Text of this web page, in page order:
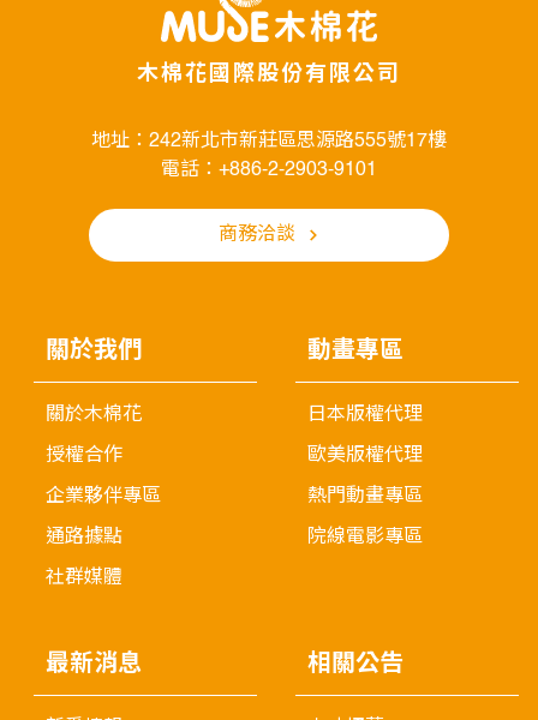
木棉花國際股份有限公司
地址：242新北市新莊區思源路555號17樓
電話：+886-2-2903-9101
商務洽談
關於我們
關於木棉花
授權合作
企業夥伴專區
通路據點
社群媒體
動畫專區
日本版權代理
歐美版權代理
熱門動畫專區
院線電影專區
最新消息 相關公告